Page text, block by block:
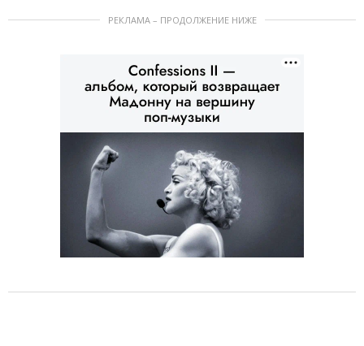
РЕКЛАМА – ПРОДОЛЖЕНИЕ НИЖЕ